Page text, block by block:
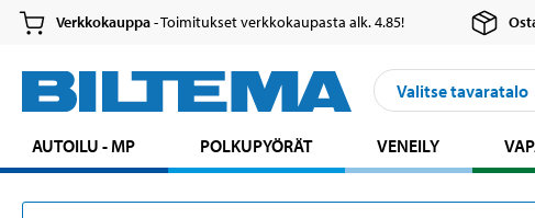
Verkkokauppa- Toimitukset verkkokaupasta alk. 4.85!
Valitse tavaratalo
AUTOILU - MP POLKUPYÖRÄT VENEILY